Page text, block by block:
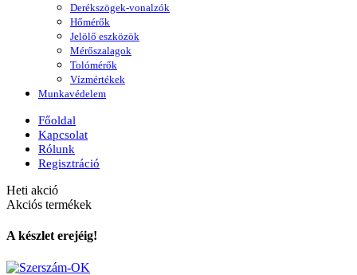
Derékszögek-vonalzók
Hőmérők
Jelölő eszközök
Mérőszalagok
Tolómérők
Vízmértékek
Munkavédelem
Főoldal
Kapcsolat
Rólunk
Regisztráció
Heti akció
Akciós termékek
A készlet erejéig!